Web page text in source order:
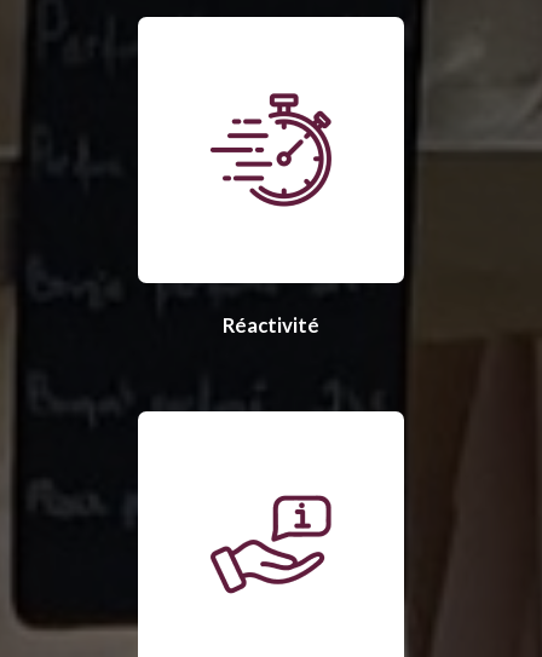
Réactivité